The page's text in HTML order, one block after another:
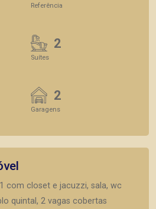
Referência
2
Suítes
2
Garagens
com closet e jacuzzi, sala, wc
quintal, 2 vagas cobertas